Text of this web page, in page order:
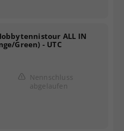
ALL IN
Green) - UTC
Nennschluss
abgelaufen